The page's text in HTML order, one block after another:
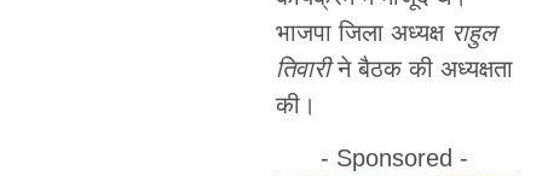
भाजपा जिला अध्यक्ष राहुल
तिवारीने बैठक की अध्यक्षता
की।
- Sponsored -